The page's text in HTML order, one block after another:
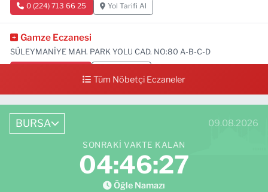
0 (224) 713 66 25 Yol Tarifi Al
Gamze Eczanesi
SÜLEYMANİYE MAH. PARK YOLU CAD. NO:80 A-B-C-D
Tüm Nöbetçi Eczaneler
BURSA 09.08.2026
SONRAKI VAKTE KALAN
04:46:26
Öğle Namazı